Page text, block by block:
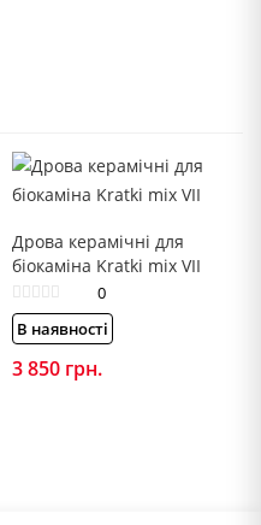
Дрова керамічні для
біокаміна Kratki mix VII
0
В наявності
3 850 грн.